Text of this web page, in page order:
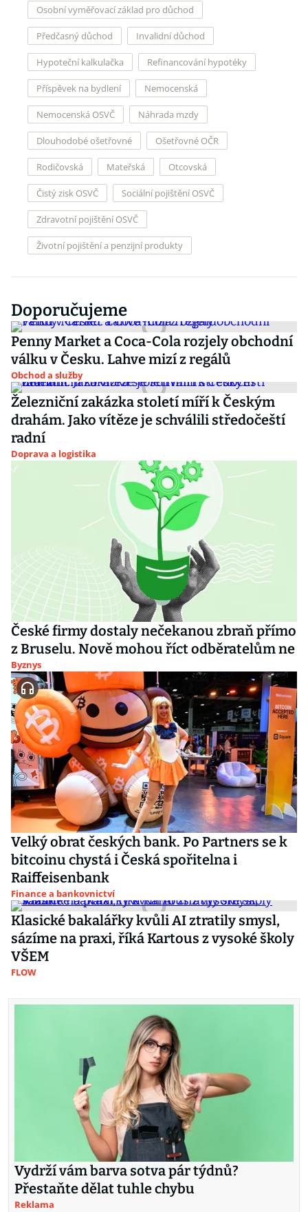
Osobní vyměřovací základ pro důchod
Předčasný důchod Invalidní důchod
Hypoteční kalkulačka Refinancování hypotéky
Příspěvek na bydlení Nemocenská
Nemocenská OSVČ Náhrada mzdy
Dlouhodobé ošetřovné Ošetřovné OČR
Rodičovská Mateřská Otcovská
Čistý zisk OSVČ Sociální pojištění OSVČ
Zdravotní pojištění OSVČ
Životní pojištění a penzijní produkty
Doporučujeme
Penny Market a Coca-Cola rozjely obchodní
válku v Česku. Lahve mizí z regálů
Obchod a služby
Železniční zakázka století míří k Českým
drahám. Jako vítěze je schválili středočeští
radní
Doprava a logistika
České firmy dostaly nečekanou zbraň přímo
z Bruselu. Nově mohou říct odběratelům ne
Byznys
Velký obrat českých bank. Po Partners se k
bitcoinu chystá i Česká spořitelna i
Raiffeisenbank
Finance a bankovnictví
Klasické bakalářky kvůli AI ztratily smysl,
sázíme na praxi, říká Kartous z vysoké školy
VŠEM
FLOW
Vydrží vám barva sotva pár týdnů?
Přestaňte dělat tuhle chybu
Reklama